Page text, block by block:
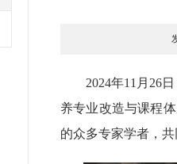
2024年11月26
养专业改造与课程
的众多专家学者，